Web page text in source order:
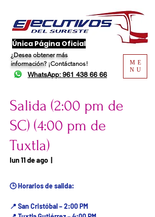
​Única Página Oficial
¿Desea obtener más
información? ¡Contáctanos!
WhatsApp: 961 438 66 66
ME
NU
Salida (2:00 pm de
SC) (4:00 pm de
Tuxtla)
lun 11 de ago
  |
🕒 Horarios de salida:
📍 San Cristóbal – 2:00 PM